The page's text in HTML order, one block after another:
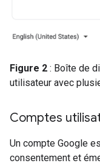
Figure 2 : Boîte de
utilisateur avec
Comptes
Un compte Google
consentement et